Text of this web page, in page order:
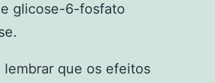
glicose-6-fosfato
lembrar que os efeitos